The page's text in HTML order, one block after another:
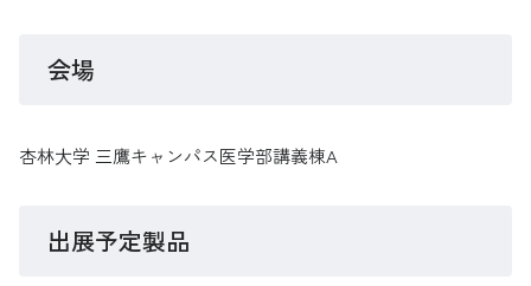
会場
杏林⼤学 三鷹キャンパス医学部講義棟A
出展予定製品